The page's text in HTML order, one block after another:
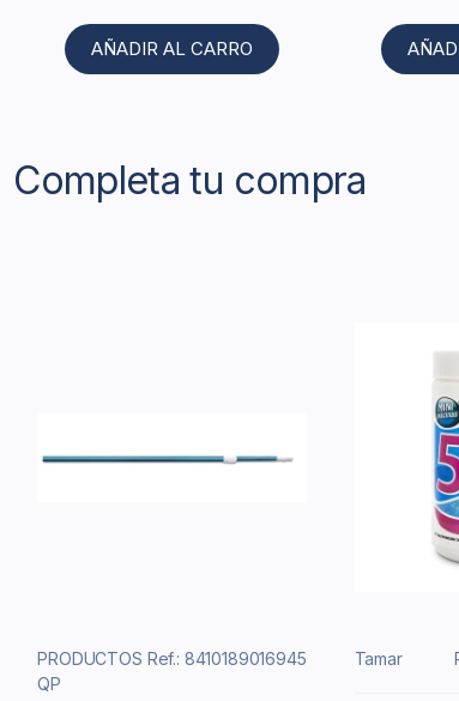
AÑADIR AL CARRO
Completa tu compra
PRODUCTOS
QP
Ref.: 8410189016945 Tamar